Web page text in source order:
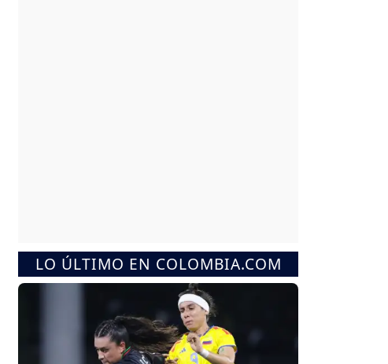
LO ÚLTIMO EN COLOMBIA.COM